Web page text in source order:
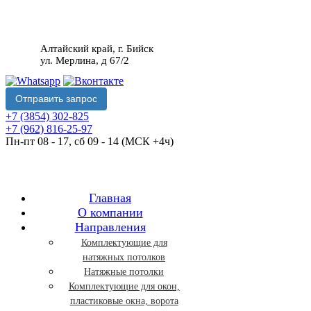
Алтайский край, г. Бийск
ул. Мерлина, д 67/2
Отправить запрос
+7 (3854) 302-825
+7 (962) 816-25-97
Пн-пт 08 - 17, сб 09 - 14 (МСК +4ч)
Главная
O компании
Направления
Комплектующие для
натяжных потолков
Натяжные потолки
Комплектующие для окон,
пластиковые окна, ворота